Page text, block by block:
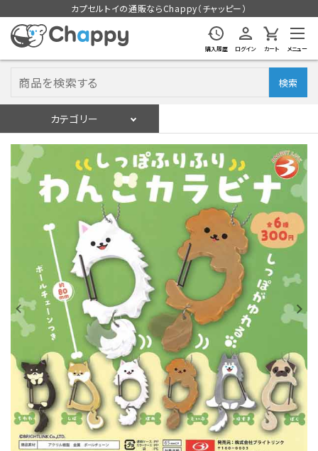
カプセルトイの通販ならChappy（チャッピー）
購入履歴 ログイン カート メニュー
検索
カテゴリー
会員登録
入荷スケジュールをチェック
カプセルトイマシン本体
カプセルトイ
販促用空カプセル
レンタル
景品・玩具・文具
販促用カプセルトイ